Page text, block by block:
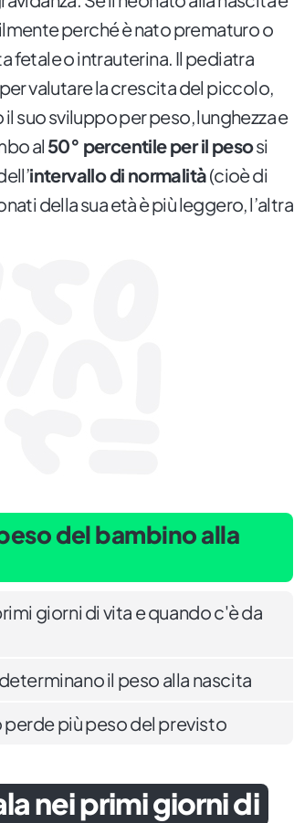
perché è nato prematuro o
fetale o intrauterina. Il pediatra
per valutare la crescita del piccolo,
suo sviluppo per peso, lunghezza e
al 50° percentile per il pesosi
intervallo di normalità(cioè di
della sua età è più leggero, l’altra
del bambino alla
giorni di vita e quando c'è da
il peso alla nascita
perde più peso del previsto
nei primi giorni di